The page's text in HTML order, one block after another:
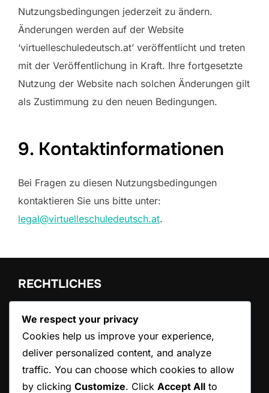
Nutzungsbedingungen jederzeit zu ändern.
Änderungen werden auf der Website
‘virtuelleschuledeutsch.at’ veröffentlicht und treten
mit der Veröffentlichung in Kraft. Ihre fortgesetzte
Nutzung der Website nach solchen Änderungen gilt
als Zustimmung zu den neuen Bedingungen.
9. Kontaktinformationen
Bei Fragen zu diesen Nutzungsbedingungen
kontaktieren Sie uns bitte unter:
legal@virtuelleschuledeutsch.at.
RECHTLICHES
Cookie-Richtlinie
Unsere Geschichte
Datenschutzrichtlinie
Kontakt aufnehmen
We respect your privacy
Cookies help us improve your experience,
deliver personalized content, and analyze
traffic. You can choose which cookies to allow
by clicking Customize. Click Accept All to